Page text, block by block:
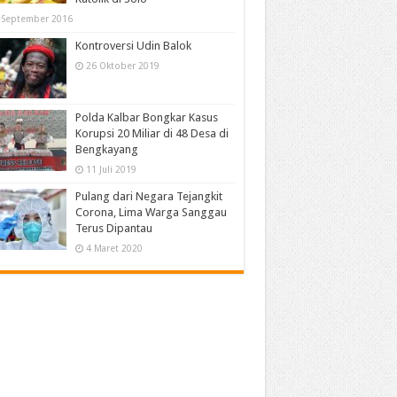
2016
Kontroversi Udin Balok
26 Oktober 2019
Polda Kalbar Bongkar Kasus
Korupsi 20 Miliar di 48 Desa di
Bengkayang
11 Juli 2019
Pulang dari Negara Tejangkit
Corona, Lima Warga Sanggau
Terus Dipantau
4 Maret 2020